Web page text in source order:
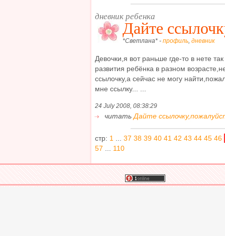
дневник ребенка
Дайте
*Светлана* - профиль, дневник
Девочки,я вот раньше где-то в нете
развития ребёнка в разном
ссылочку,а сейчас не могу
мне ссылку... ...
24 July 2008, 08:38:29
читать Дайте
стр: 1 37 38 39 40 41 42 43 44 45 46
57
110